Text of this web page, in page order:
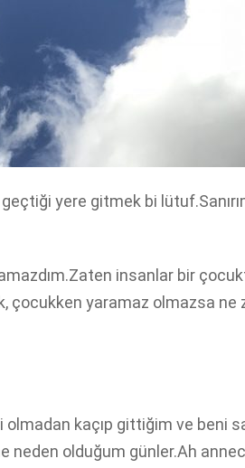
yere gitmek bi
insanlar bir
çocukken yaramaz olmazsa ne
olmadan kaçıp gittiğim ve beni
neden olduğum günler.Ah